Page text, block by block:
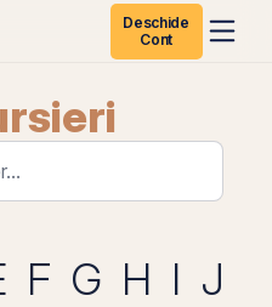
Deschide
Cont
F G H I J